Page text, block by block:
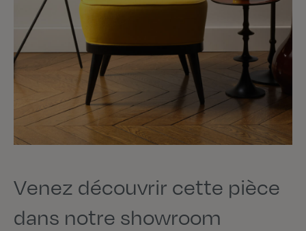
Venez découvrir cette pièce
dans notre showroom